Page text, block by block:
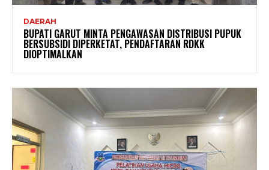
DAERAH
BUPATI GARUT MINTA PENGAWASAN DISTRIBUSI PUPUK
BERSUBSIDI DIPERKETAT, PENDAFTARAN RDKK
DIOPTIMALKAN